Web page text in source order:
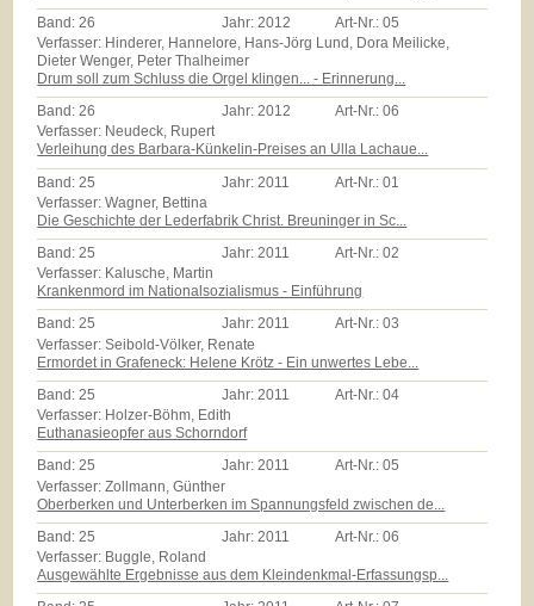
Band: 26 Jahr: 2012 Art-Nr.:05
Verfasser: Hinderer, Hannelore, Hans-Jörg Lund, Dora Meilicke,
Dieter Wenger, Peter Thalheimer
Drum soll zum Schluss die Orgel klingen... - Erinnerung...
Band:26 Jahr:2012 Art-Nr.:06
Verfasser: Neudeck, Rupert
Verleihung des Barbara-Künkelin-Preises an Ulla Lachaue...
Band: 25 Jahr: 2011 Art-Nr.:01
Verfasser: Wagner, Bettina
Die Geschichte der Lederfabrik Christ. Breuninger in Sc...
Band:25 Jahr:2011 Art-Nr.:02
Verfasser: Kalusche, Martin
Krankenmord im Nationalsozialismus - Einführung
Band:25 Jahr:2011 Art-Nr.:03
Verfasser: Seibold-Völker, Renate
Ermordet in Grafeneck: Helene Krötz - Ein unwertes Lebe...
Band:25 Jahr:2011 Art-Nr.:04
Verfasser: Holzer-Böhm, Edith
Euthanasieopfer aus Schorndorf
Band:25 Jahr:2011 Art-Nr.:05
Verfasser: Zollmann, Günther
Oberberken und Unterberken im Spannungsfeld zwischen de...
Band: 25 Jahr: 2011 Art-Nr.:06
Verfasser: Buggle, Roland
Ausgewählte Ergebnisse aus dem Kleindenkmal-Erfassungsp...